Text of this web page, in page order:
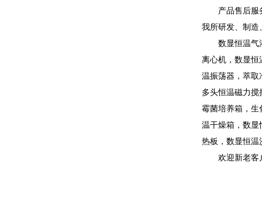
产品售后服
我所研发、制造
数显恒温气
离心机，数显恒
温振荡器，萃取
多头恒温磁力
霉菌培养箱，生
温干燥箱，数显
热板，数显恒温
欢迎新老客